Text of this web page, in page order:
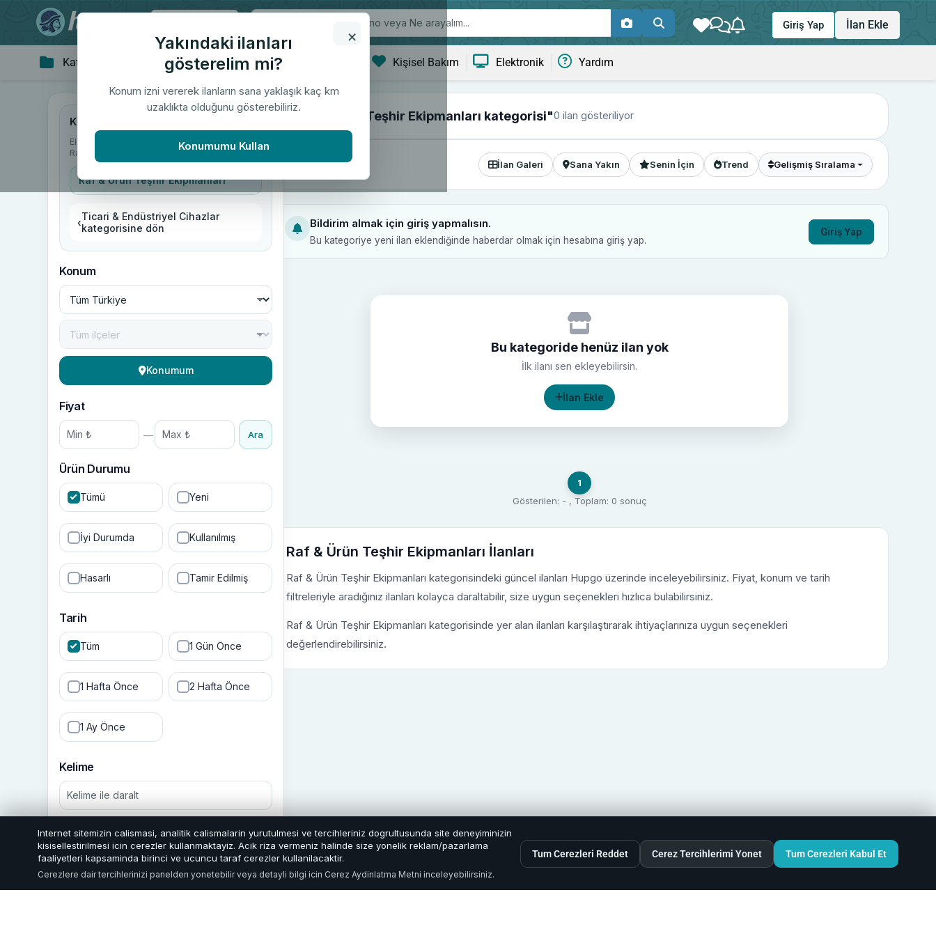
Giriş Yap İlan Ekle
×
Yakındaki ilanları
gösterelim mi?
Konum izni vererek ilanların sana yaklaşık kaç km
uzaklıkta olduğunu gösterebiliriz.
Konumumu Kullan
Kategoriler Giyim & Aksesuar Kişisel Bakım Elektronik Yardım
Kategoriler
Elektronik Ticari & Endüstriyel Cihazlar/
Raf & Ürün Teşhir Ekipmanları
Raf & Ürün Teşhir Ekipmanları
‹Ticari & Endüstriyel Cihazlar
kategorisine dön
Konum
Konumum
Fiyat
— Ara
Ürün Durumu
Tümü Yeni
İyi Durumda Kullanılmış
Hasarlı Tamir Edilmiş
Tarih
Tüm 1 Gün Önce
1 Hafta Önce 2 Hafta Önce
1 Ay Önce
Kelime
Filtrele
"Raf & Ürün Teşhir Ekipmanları kategorisi"0 ilan gösteriliyor
İlan Galeri Sana Yakın Senin İçin Trend Gelişmiş Sıralama
Bildirim almak için giriş yapmalısın.
Bu kategoriye yeni ilan eklendiğinde haberdar olmak için hesabına giriş yap.
Giriş Yap
Bu kategoride henüz ilan yok
İlk ilanı sen ekleyebilirsin.
İlan Ekle
1
Gösterilen: - , Toplam: 0 sonuç
Raf & Ürün Teşhir Ekipmanları İlanları
Raf & Ürün Teşhir Ekipmanları kategorisindeki güncel ilanları Hupgo üzerinde inceleyebilirsiniz. Fiyat, konum ve tarih
filtreleriyle aradığınız ilanları kolayca daraltabilir, size uygun seçenekleri hızlıca bulabilirsiniz.
Raf & Ürün Teşhir Ekipmanları kategorisinde yer alan ilanları karşılaştırarak ihtiyaçlarınıza uygun seçenekleri
değerlendirebilirsiniz.
Internet sitemizin calismasi, analitik calismalarin yurutulmesi ve tercihleriniz dogrultusunda site deneyiminizin
kisisellestirilmesi icin cerezler kullanmaktayiz. Acik riza vermeniz halinde size yonelik reklam/pazarlama
faaliyetleri kapsaminda birinci ve ucuncu taraf cerezler kullanilacaktir.
Cerezlere dair tercihlerinizi panelden yonetebilir veya detayli bilgi icin Cerez Aydinlatma Metni inceleyebilirsiniz.
Tum Cerezleri Reddet Cerez Tercihlerimi Yonet Tum Cerezleri Kabul Et